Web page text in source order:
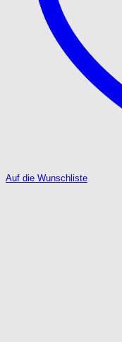
Auf die Wunschliste